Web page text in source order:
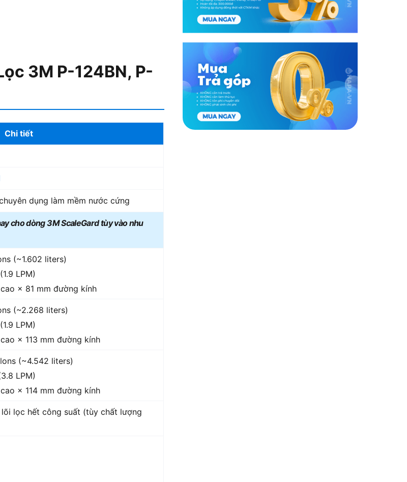
3M P-124BN, P-
Chi tiết
dụng làm mềm nước cứng
cho dòng 3M ScaleGard tùy vào nhu
(~1.602 liters)
LPM)
× 81 mm đường kính
(~2.268 liters)
LPM)
× 113 mm đường kính
(~4.542 liters)
LPM)
× 114 mm đường kính
lọc hết công suất (tùy chất lượng